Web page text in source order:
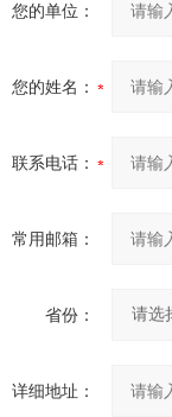
您的单位：
您的姓名：
联系电话：
常用邮箱：
省份：
详细地址：